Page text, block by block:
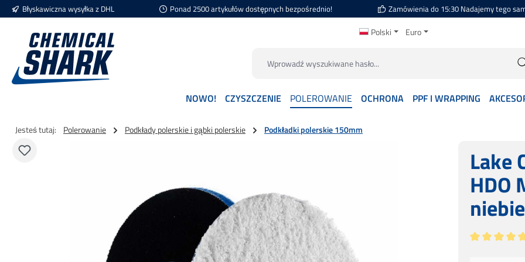
do głównej zawartości
Przejdź do wyszukiwania
Przejdź do głównej nawigacji
Błyskawiczna wysyłka z DHL Ponad 2500 artykułów dostępnych bezpośrednio! Zamówienia do 15:30 Nadajemy tego
Polski Euro
NOWO! CZYSZCZENIE POLEROWANIE OCHRONA PPF I WRAPPING
Jesteś tutaj: Polerowanie Podkłady polerskie i gąbki polerskie Podkładki polerskie 150mm
Pomiń galerię zdjęć Lake
HDO